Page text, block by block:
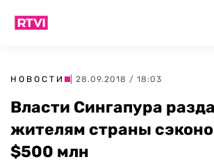
НОВОСТИ | 28.09.2018 / 18:03
Власти Сингапура
жителям страны
$500 млн